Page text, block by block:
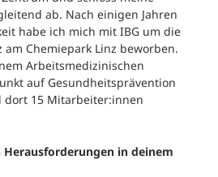
ab. Nach einigen Jahren
habe ich mich mit IBG um die
Chemiepark Linz beworben.
Arbeitsmedizinischen
auf Gesundheitsprävention
dort 15 Mitarbeiter:innen
in deinem